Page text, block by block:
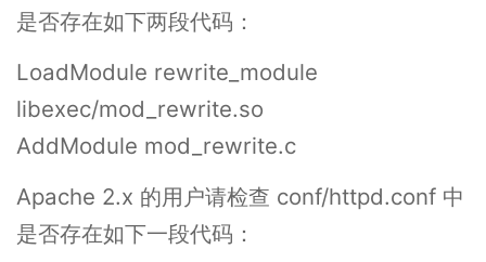
是否存在如下两段代码：
LoadModule rewrite_module
libexec/mod_rewrite.so
AddModule mod_rewrite.c
Apache 2.x 的用户请检查 conf/httpd.conf 中
是否存在如下一段代码：